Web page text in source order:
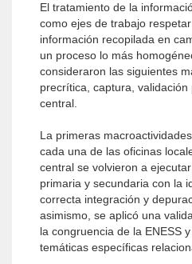
El tratamiento de la
como ejes de trabajo
información recopilada en
un proceso lo más
consideraron las siguientes
precrítica, captura,
central.
La primeras
cada una de las oficinas
central se volvieron a
primaria y secundaria con la
correcta integración y
asimismo, se aplicó una
la congruencia de la ENESS
temáticas específicas